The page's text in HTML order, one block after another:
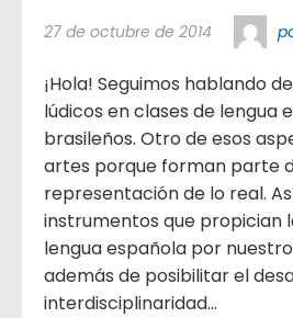
27 de octubre de 2014
¡Hola! Seguimos hablando
lúdicos en clases de lengua
brasileños. Otro de esos
artes porque forman parte
representación de lo real.
instrumentos que propician
lengua española por
además de posibilitar el
interdisciplinaridad...